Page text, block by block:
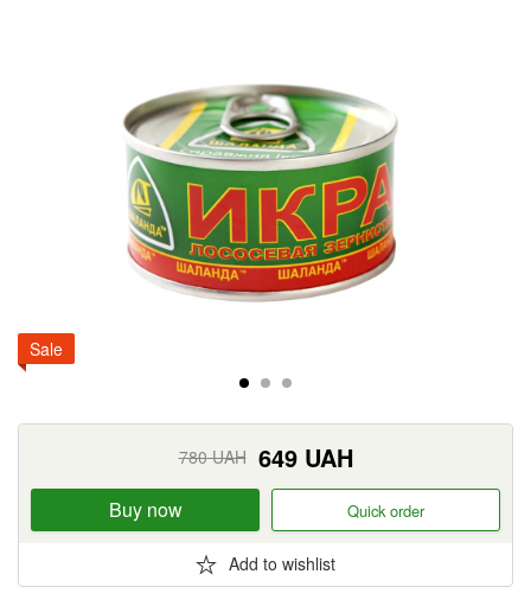
Sale
780UAH 649UAH
Buy now Quick order
Add to wishlist